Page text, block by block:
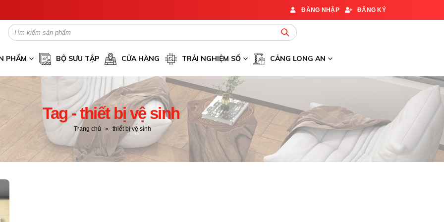
ĐĂNG NHẬP ĐĂNG KÝ
PHẨM BỘ SƯU TẬP CỬA HÀNG TRẢI NGHIỆM SỐ CẢNG LONG AN
Tag - thiết bị vệ sinh
Trang chủ » thiết bị vệ sinh